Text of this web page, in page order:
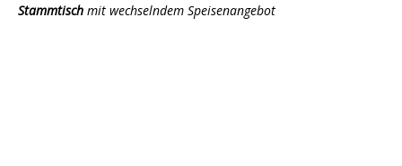
Stammtisch mit wechselndem Speisenangebot